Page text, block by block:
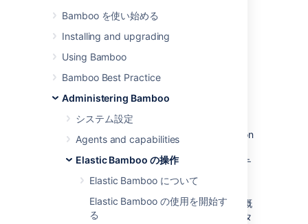
Bamboo を使い始める
Installing and upgrading
Using Bamboo
Bamboo Best Practice
Administering Bamboo
システム設定
Agents and capabilities
Elastic Bamboo の操作
Elastic Bamboo について
Elastic Bamboo の使用を開始す
る
Data Center 9.4
Managing your
elastic images
エラスティック イメージ
Elastic Bamboo 機能
で使用するために Amazon
のデータセンターの 1 つに保存されている
Amazon Machine Image (AMI) です。エラステ
ィック イメージを使用して、
エラスティック インスタンス
を作成してから
エラスティック エージェントを作成します。概
念的にエラスティック イメージはコンピュータ